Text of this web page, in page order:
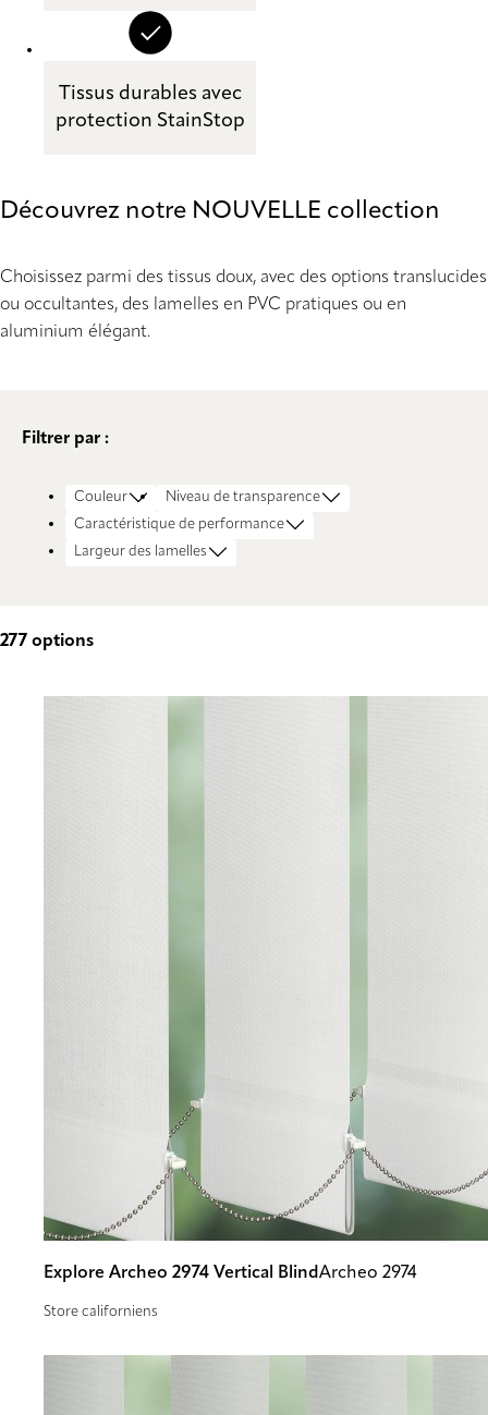
Tissus durables avec
protection StainStop
Découvrez notre NOUVELLE collection
Choisissez parmi des tissus doux, avec des options translucides
ou occultantes, des lamelles en PVC pratiques ou en
aluminium élégant.
Filtrer par :
Couleur
Niveau de transparence
Caractéristique de performance
Largeur des lamelles
277 options
Explore Archeo 2974 Vertical BlindArcheo 2974
Store californiens